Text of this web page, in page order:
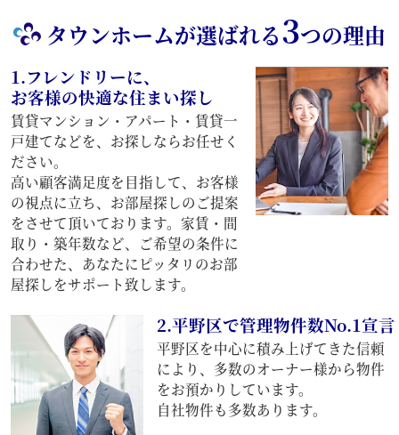
タウンホームが選ばれる3つの理由
1.フレンドリーに、
お客様の快適な住まい探し
賃貸マンション・アパート・賃貸一
戸建てなどを、お探しならお任せく
ださい。
高い顧客満足度を目指して、お客様
の視点に立ち、お部屋探しのご提案
をさせて頂いております。家賃・間
取り・築年数など、ご希望の条件に
合わせた、あなたにピッタリのお部
屋探しをサポート致します。
2.平野区で管理物件数No.1宣言
平野区を中心に積み上げてきた信頼
により、多数のオーナー様から物件
をお預かりしています。
自社物件も多数あります。